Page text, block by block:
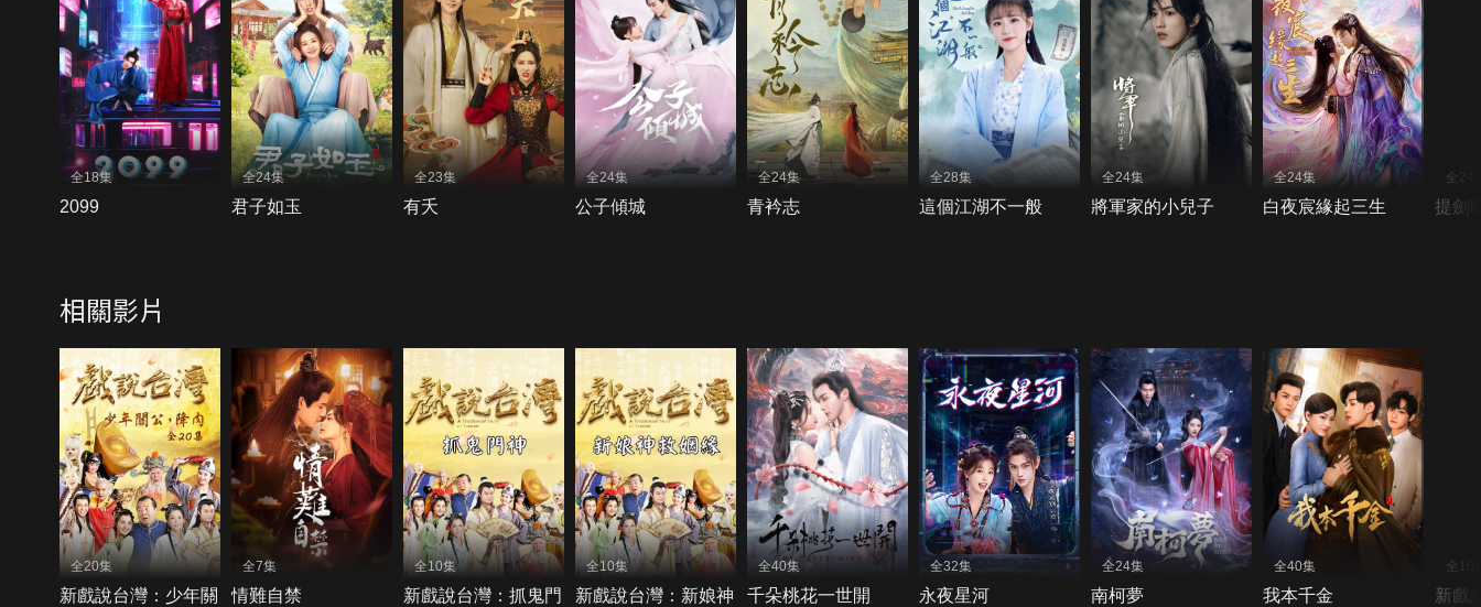
全18集
2099
全24集
君子如玉
全23集
有夭
全24集
公子傾城
全24集
青衿志
全28集
這個江湖不一般
全24集
將軍家的小兒子
全24集
白夜宸緣起三生
全24
提劍
相關影片
全20集
新戲說台灣：少年關
全7集
情難自禁
全10集
新戲說台灣：抓鬼門
全10集
新戲說台灣：新娘神
全40集
千朵桃花一世開
全32集
永夜星河
全24集
南柯夢
全40集
我本千金
全10
新戲